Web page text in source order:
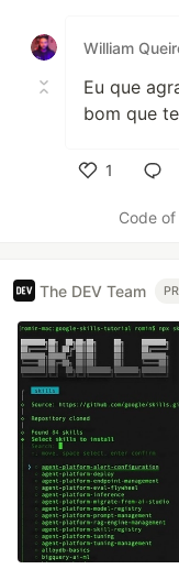
William
Eu que
bom que
1
Code
The DEV Team